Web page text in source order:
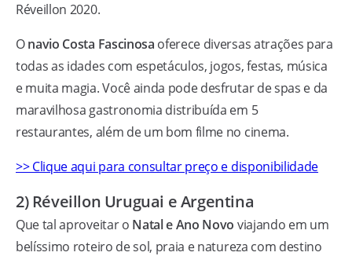
Réveillon 2020.
Onavio Costa Fascinosa oferece diversas atrações para
todas as idades com espetáculos, jogos, festas, música
e muita magia. Você ainda pode desfrutar de spas e da
maravilhosa gastronomia distribuída em 5
restaurantes, além de um bom filme no cinema.
>> Clique aqui para consultar preço e disponibilidade
2) Réveillon Uruguai e Argentina
Que tal aproveitar o Natal e Ano Novo viajando em um
belíssimo roteiro de sol, praia e natureza com destino